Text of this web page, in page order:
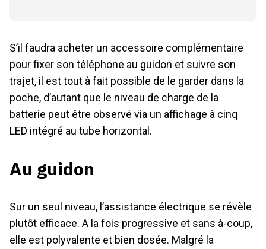
S’il faudra acheter un accessoire complémentaire
pour fixer son téléphone au guidon et suivre son
trajet, il est tout à fait possible de le garder dans la
poche, d’autant que le niveau de charge de la
batterie peut être observé via un affichage à cinq
LED intégré au tube horizontal.
Au guidon
Sur un seul niveau, l’assistance électrique se révèle
plutôt efficace. A la fois progressive et sans à-coup,
elle est polyvalente et bien dosée. Malgré la